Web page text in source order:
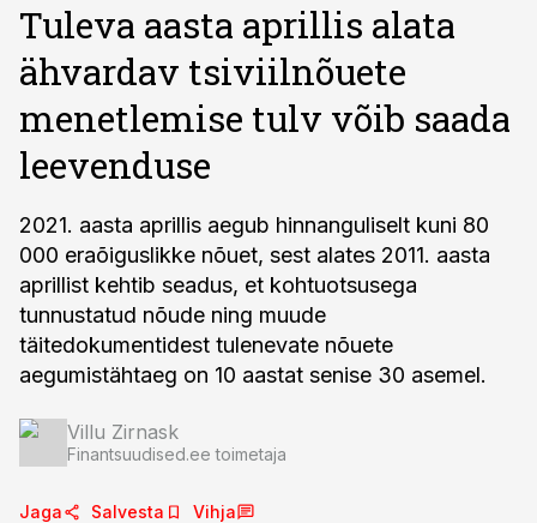
Tuleva aasta aprillis alata
ähvardav tsiviilnõuete
menetlemise tulv võib saada
leevenduse
2021. aasta aprillis aegub hinnanguliselt kuni 80
000 eraõiguslikke nõuet, sest alates 2011. aasta
aprillist kehtib seadus, et kohtuotsusega
tunnustatud nõude ning muude
täitedokumentidest tulenevate nõuete
aegumistähtaeg on 10 aastat senise 30 asemel.
Villu Zirnask
Finantsuudised.ee toimetaja
Jaga Salvesta Vihja